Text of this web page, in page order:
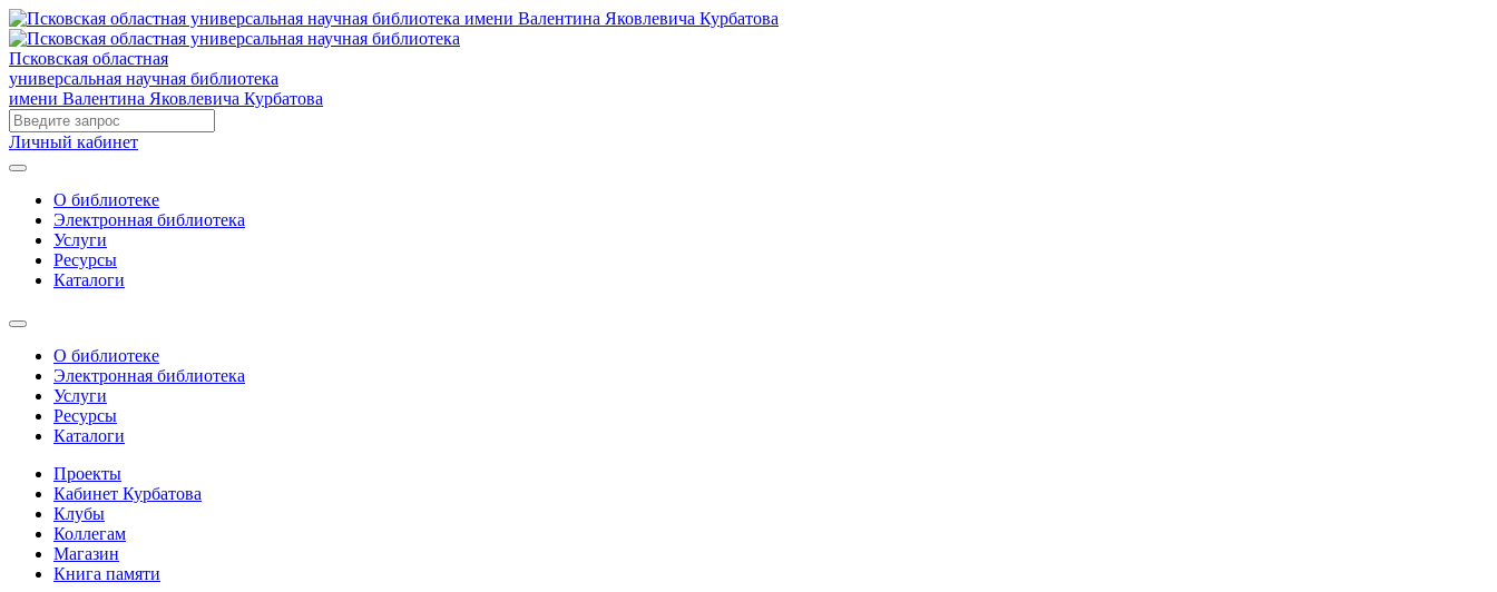
Псковская областная
универсальная научная библиотека
имени Валентина Яковлевича Курбатова
Личный кабинет
О библиотеке
Электронная библиотека
Услуги
Ресурсы
Каталоги
О библиотеке
Электронная библиотека
Услуги
Ресурсы
Каталоги
Проекты
Кабинет Курбатова
Клубы
Коллегам
Магазин
Книга памяти